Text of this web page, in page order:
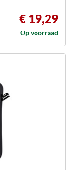
€ 19,29
Op voorraad